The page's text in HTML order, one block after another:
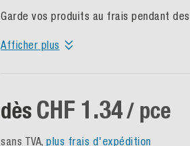
Garde vos produits au frais pendant des
Afficher plus
dès CHF 1.34/ pce
sans TVA, plus frais d'expédition